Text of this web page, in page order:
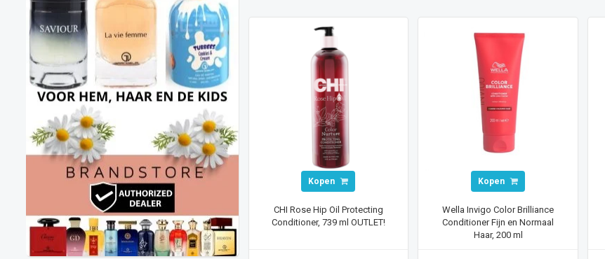
Kopen
CHI Rose Hip Oil Protecting
Conditioner, 739 ml OUTLET!
Kopen
Wella Invigo Color Brilliance
Conditioner Fijn en Normaal
Haar, 200 ml